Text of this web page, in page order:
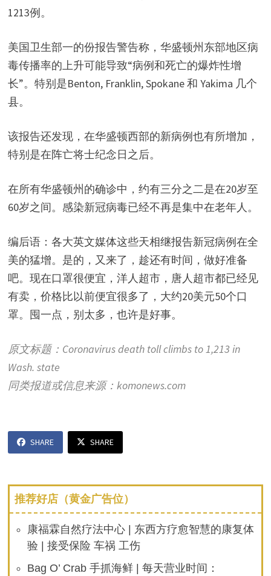
1213例。
美国卫生部一的份报告警告称，华盛顿州东部地区病
毒传播率的上升可能导致“病例和死亡的爆炸性增
长”。特别是Benton, Franklin, Spokane 和 Yakima 几个
县。
该报告还发现，在华盛顿西部的新病例也有所增加，
特别是在阵亡将士纪念日之后。
在所有华盛顿州的确诊中，约有三分之二是在20岁至
60岁之间。感染新冠病毒已经不再是集中在老年人。
编后语：各大英文媒体这些天相继报告新冠病例在全
美的猛增。是的，又来了，趁还有时间，做好准备
吧。现在口罩很便宜，洋人超市，唐人超市都已经见
有卖，价格比以前便宜很多了，大约20美元50个口
罩。囤一点，别太多，也许是好事。
原文标题：Coronavirus death toll climbs to 1,213 in
Wash. state
同类报道或信息来源：komonews.com
SHARE SHARE
推荐好店（黄金广告位）
康福霖自然疗法中心 | 东西方疗愈智慧的康复体
验 | 接受保险 车祸 工伤
Bag O’ Crab 手抓海鲜 | 每天营业时间：